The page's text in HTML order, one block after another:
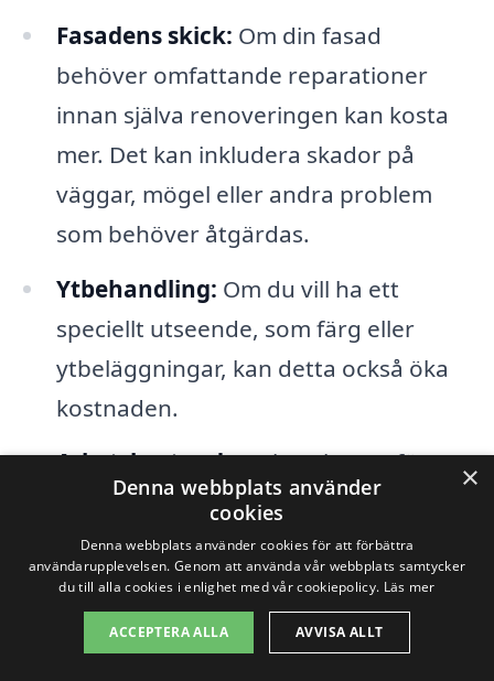
Fasadens skick: Om din fasad
behöver omfattande reparationer
innan själva renoveringen kan kosta
mer. Det kan inkludera skador på
väggar, mögel eller andra problem
som behöver åtgärdas.
Ytbehandling: Om du vill ha ett
speciellt utseende, som färg eller
ytbeläggningar, kan detta också öka
kostnaden.
Arbetskostnader:Timpriserna för
hantverkare varierar. Det kan vara bra
att få flera offerter för att jämföra
priser och tjänster som erbjuds.
Område och tillgänglighet:
×
Denna webbplats använder
cookies
Denna webbplats använder cookies för att förbättra
användarupplevelsen. Genom att använda vår webbplats samtycker
du till alla cookies i enlighet med vår cookiepolicy. Läs mer
ACCEPTERA ALLA AVVISA ALLT